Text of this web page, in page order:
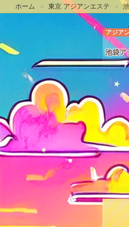
ホーム 東京 アジアンエステ
アジア
池袋ア